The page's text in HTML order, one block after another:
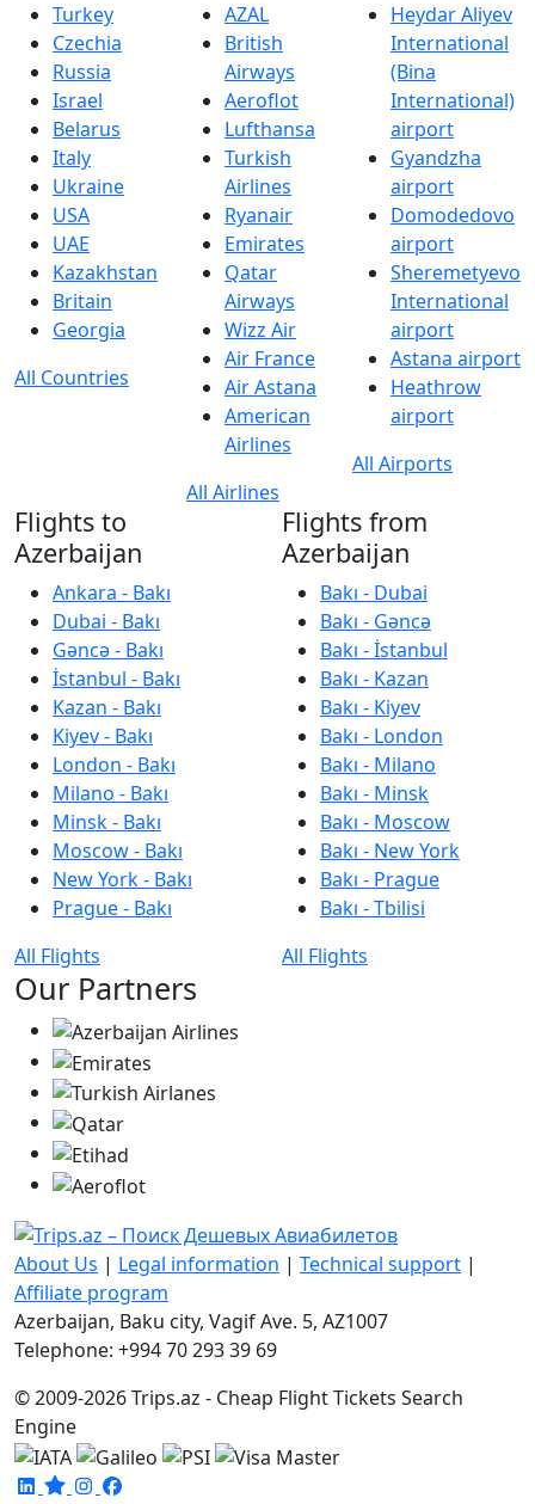
Turkey
Czechia
Russia
Israel
Belarus
Italy
Ukraine
USA
UAE
Kazakhstan
Britain
Georgia
All Countries
AZAL
British
Airways
Aeroflot
Lufthansa
Turkish
Airlines
Ryanair
Emirates
Qatar
Airways
Wizz Air
Air France
Air Astana
American
Airlines
All Airlines
Heydar Aliyev
International
(Bina
International)
airport
Gyandzha
airport
Domodedovo
airport
Sheremetyevo
International
airport
Astana airport
Heathrow
airport
All Airports
Flights to
Azerbaijan
Ankara - Bakı
Dubai - Bakı
Gəncə - Bakı
İstanbul - Bakı
Kazan - Bakı
Kiyev - Bakı
London - Bakı
Milano - Bakı
Minsk - Bakı
Moscow - Bakı
New York - Bakı
Prague - Bakı
All Flights
Flights from
Azerbaijan
Bakı - Dubai
Bakı - Gəncə
Bakı - İstanbul
Bakı - Kazan
Bakı - Kiyev
Bakı - London
Bakı - Milano
Bakı - Minsk
Bakı - Moscow
Bakı - New York
Bakı - Prague
Bakı - Tbilisi
All Flights
Our Partners
About Us | Legal information | Technical support |
Affiliate program
Azerbaijan, Baku city, Vagif Ave. 5, AZ1007
Telephone: +994 70 293 39 69
© 2009-2026 Trips.az - Cheap Flight Tickets Search
Engine